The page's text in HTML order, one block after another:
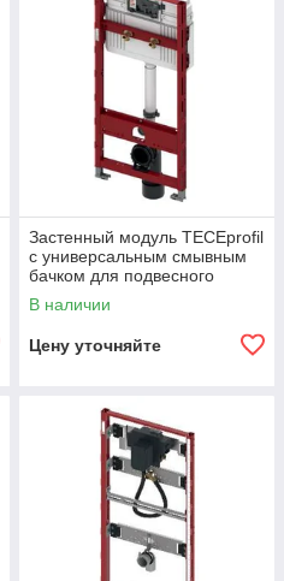
Застенный модуль TECEprofil
с универсальным смывным
бачком для подвесного
унитаза Geberit Publica
В наличии
Цену уточняйте